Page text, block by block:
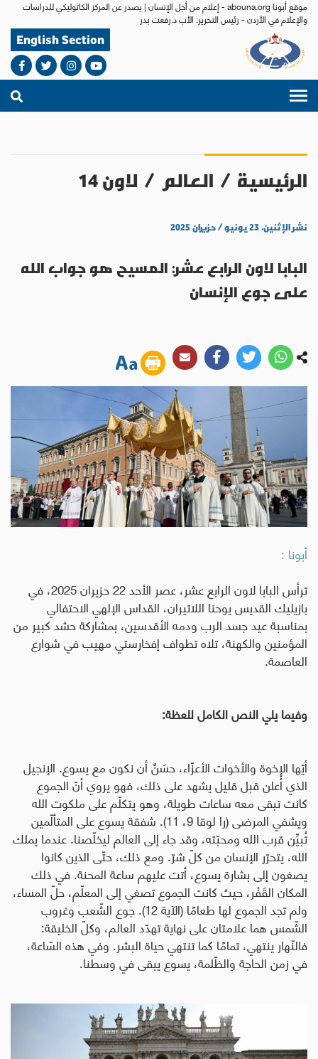
موقع أبونا abouna.org - إعلام من أجل الإنسان | يصدر عن المركز الكاثوليكي للدراسات
والإعلام في الأردن - رئيس التحرير: الأب د.رفعت بدر
English Section
الرئيسية / العالم / لاون 14
نشر الإثنين، ٢٣ يونيو / حزيران ٢٠٢٥
البابا لاون الرابع عشر: المسيح هو جواب الله
على جوع الإنسان
أبونا :
ترأس البابا لاون الرابع عشر، عصر الأحد 22 حزيران 2025، في
بازيليك القديس يوحنا اللاتيران، القداس الإلهي الاحتفالي
بمناسبة عيد جسد الرب ودمه الأقدسين، بمشاركة حشد كبير من
المؤمنين والكهنة، تلاه تطواف إفخارستي مهيب في شوارع
العاصمة.
وفيما يلي النص الكامل للعظة:
أيّها الإخوة والأخوات الأعزّاء، حسَنٌ أن نكون مع يسوع. الإنجيل
الذي أُعلن قبل قليل يشهد على ذلك، فهو يروي أنّ الجموع
كانت تبقى معه ساعات طويلة، وهو يتكلّم على ملكوت الله
ويشفي المرضى (را لوقا 9، 11). شفقة يسوع على المتألّمين
تُبيِّن قرب الله ومحبّته، وقد جاء إلى العالم ليخلّصنا. عندما يملك
الله، يتحرّر الإنسان من كلّ شرّ. ومع ذلك، حتّى الذين كانوا
يصغون إلى بشارة يسوع، أتت عليهم ساعة المحنة. في ذلك
المكان القَفْر، حيث كانت الجموع تصغي إلى المعلّم، حلّ المساء،
ولم تجد الجموع لها طعامًا (الآية 12). جوع الشّعب وغروب
الشّمس هما علامتان على نهاية تهدّد العالم، وكلّ الخليقة:
فالنّهار ينتهي، تمامًا كما تنتهي حياة البشر. وفي هذه السّاعة،
في زمن الحاجة والظّلمة، يسوع يبقى في وسطنا.